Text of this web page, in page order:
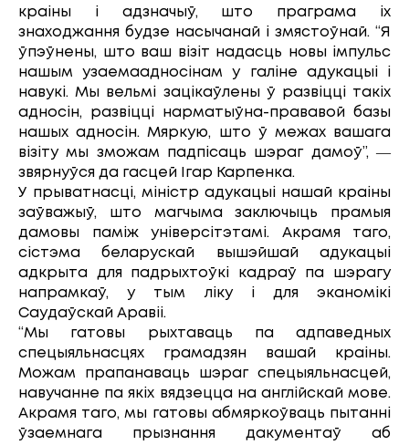
краіны і адзначыў, што праграма іх
знаходжання будзе насычанай і змястоўнай. “Я
ўпэўнены, што ваш візіт надасць новы імпульс
нашым узаемаадносінам у галіне адукацыі і
навукі. Мы вельмі зацікаўлены ў развіцці такіх
адносін, развіцці нарматыўна-прававой базы
нашых адносін. Мяркую, што ў межах вашага
візіту мы зможам падпісаць шэраг дамоў”, ―
звярнуўся да гасцей Ігар Карпенка.
У прыватнасці, міністр адукацыі нашай краіны
заўважыў, што магчыма заключыць прамыя
дамовы паміж універсітэтамі. Акрамя таго,
сістэма беларускай вышэйшай адукацыі
адкрыта для падрыхтоўкі кадраў па шэрагу
напрамкаў, у тым ліку і для эканомікі
Саудаўскай Аравіі.
“Мы гатовы рыхтаваць па адпаведных
спецыяльнасцях грамадзян вашай краіны.
Можам прапанаваць шэраг спецыяльнасцей,
навучанне па якіх вядзецца на англійскай мове.
Акрамя таго, мы гатовы абмяркоўваць пытанні
ўзаемнага прызнання дакументаў аб